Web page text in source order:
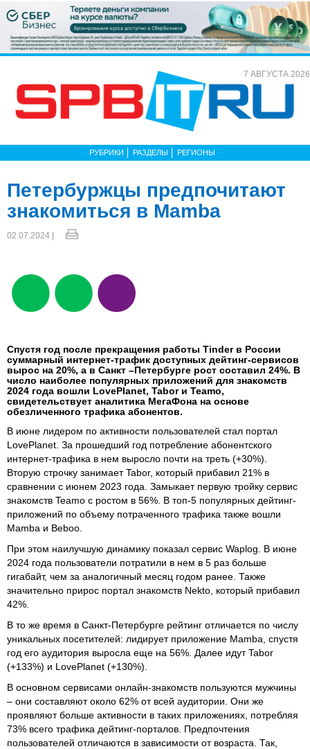
7 АВГУСТА 2026
РУБРИКИ РАЗДЕЛЫ РЕГИОНЫ
Петербуржцы предпочитают
знакомиться в Mamba
02.07.2024 |
Спустя год после прекращения работы Tinder в России
суммарный интернет-трафик доступных дейтинг-сервисов
вырос на 20%, а в Санкт –Петербурге рост составил 24%. В
число наиболее популярных приложений для знакомств
2024 года вошли LovePlanet, Tabor и Teamo,
свидетельствует аналитика МегаФона на основе
обезличенного трафика абонентов.
В июне лидером по активности пользователей стал портал
LovePlanet. За прошедший год потребление абонентского
интернет-трафика в нем выросло почти на треть (+30%).
Вторую строчку занимает Tabor, который прибавил 21% в
сравнении с июнем 2023 года. Замыкает первую тройку сервис
знакомств Teamo с ростом в 56%. В топ-5 популярных дейтинг-
приложений по объему потраченного трафика также вошли
Mamba и Beboo.
При этом наилучшую динамику показал сервис Waplog. В июне
2024 года пользователи потратили в нем в 5 раз больше
гигабайт, чем за аналогичный месяц годом ранее. Также
значительно прирос портал знакомств Nekto, который прибавил
42%.
В то же время в Санкт-Петербурге рейтинг отличается по числу
уникальных посетителей: лидирует приложение Mamba, спустя
год его аудитория выросла еще на 56%. Далее идут Tabor
(+133%) и LovePlanet (+130%).
В основном сервисами онлайн-знакомств пользуются мужчины
– они составляют около 62% от всей аудитории. Они же
проявляют больше активности в таких приложениях, потребляя
73% всего трафика дейтинг-порталов. Предпочтения
пользователей отличаются в зависимости от возраста. Так,